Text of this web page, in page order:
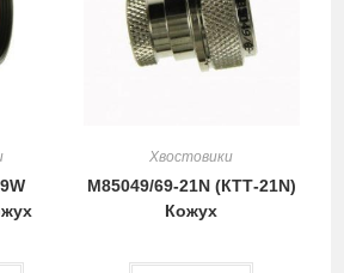
Хвостовики
M85049/69-21N (КТТ-21N)
Кожух